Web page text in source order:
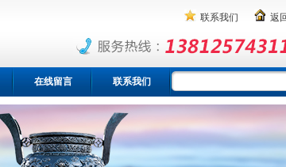
联系我们 返
在线留言 联系我们